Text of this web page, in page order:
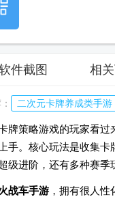
件截图 相
二次元卡牌养成类手游
牌策略游戏的玩家看
手。核心玩法是收集
级进阶，还有多种赛季
战车手游 ，拥有很人